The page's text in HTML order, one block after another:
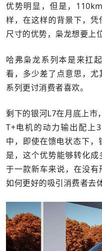
优势明显，但是，
样，在这样的背景下，
尺寸的优势，枭龙想要上
哈弗枭龙系列本是来扛
看，多少差了点意思，
系列更讨消费者喜欢。
剩下的银河L7在月底上市
T+电机的动力输出配上
中，即使在馈电状态下
是，这个优势能够转化
于一款新车来说，在没
如何更好的吸引消费者去